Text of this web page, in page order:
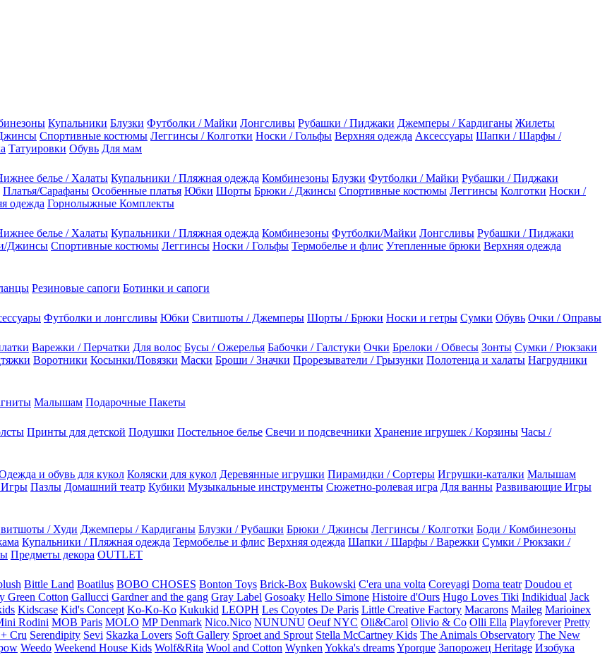
Купальники Блузки Футболки / Майки Лонгсливы Рубашки / Пиджаки Джемперы / Кардиганы Жилеты
Спортивные костюмы Леггинсы / Колготки Носки / Гольфы Верхняя одежда Аксессуары Шапки / Шарфы /
Татуировки Обувь Для мам
белье / Халаты Купальники / Пляжная одежда Комбинезоны Блузки Футболки / Майки Рубашки / Пиджаки
Платья/Сарафаны Особенные платья Юбки Шорты Брюки / Джинсы Спортивные костюмы Леггинсы Колготки Носки /
одежда Горнолыжные Комплекты
белье / Халаты Купальники / Пляжная одежда Комбинезоны Футболки/Майки Лонгсливы Рубашки / Пиджаки
Джинсы Спортивные костюмы Леггинсы Носки / Гольфы Термобелье и флис Утепленные брюки Верхняя одежда
Резиновые сапоги Ботинки и сапоги
Футболки и лонгсливы Юбки Свитшоты / Джемперы Шорты / Брюки Носки и гетры Сумки Обувь Очки / Оправы
Варежки / Перчатки Для волос Бусы / Ожерелья Бабочки / Галстуки Очки Брелоки / Обвесы Зонты Сумки / Рюкзаки
Воротники Косынки/Повязки Маски Броши / Значки Прорезыватели / Грызунки Полотенца и халаты Нагрудники
Малышам Подарочные Пакеты
Принты для детской Подушки Постельное белье Свечи и подсвечники Хранение игрушек / Корзины Часы /
и обувь для кукол Коляски для кукол Деревянные игрушки Пирамидки / Сортеры Игрушки-каталки Малышам
Игры Пазлы Домашний театр Кубики Музыкальные инструменты Сюжетно-ролевая игра Для ванны Развивающие Игры
/ Худи Джемперы / Кардиганы Блузки / Рубашки Брюки / Джинсы Леггинсы / Колготки Боди / Комбинезоны
Купальники / Пляжная одежда Термобелье и флис Верхняя одежда Шапки / Шарфы / Варежки Сумки / Рюкзаки /
Предметы декора OUTLET
Bittle Land Boatilus BOBO CHOSES Bonton Toys Brick-Box Bukowski C'era una volta Coreyagi Doma teatr Doudou et
Green Cotton Gallucci Gardner and the gang Gray Label Gosoaky Hello Simone Histoire d'Ours Hugo Loves Tiki Indikidual Jack
Kidscase Kid's Concept Ko-Ko-Ko Kukukid LEOPH Les Coyotes De Paris Little Creative Factory Macarons Maileg Marioinex
Rodini MOB Paris MOLO MP Denmark Nico.Nico NUNUNU Oeuf NYC Oli&Carol Olivio & Co Olli Ella Playforever Pretty
Cru Serendipity Sevi Skazka Lovers Soft Gallery Sproet and Sprout Stella McCartney Kids The Animals Observatory The New
Weedo Weekend House Kids Wolf&Rita Wool and Cotton Wynken Yokka's dreamsYporque Запорожец Heritage Изобука